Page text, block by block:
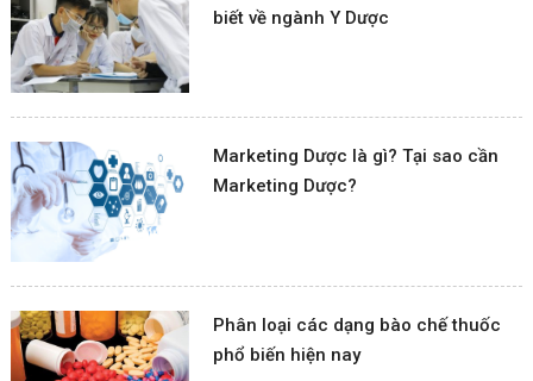
biết về ngành Y Dược
Marketing Dược là gì? Tại sao cần
Marketing Dược?
Phân loại các dạng bào chế thuốc
phổ biến hiện nay